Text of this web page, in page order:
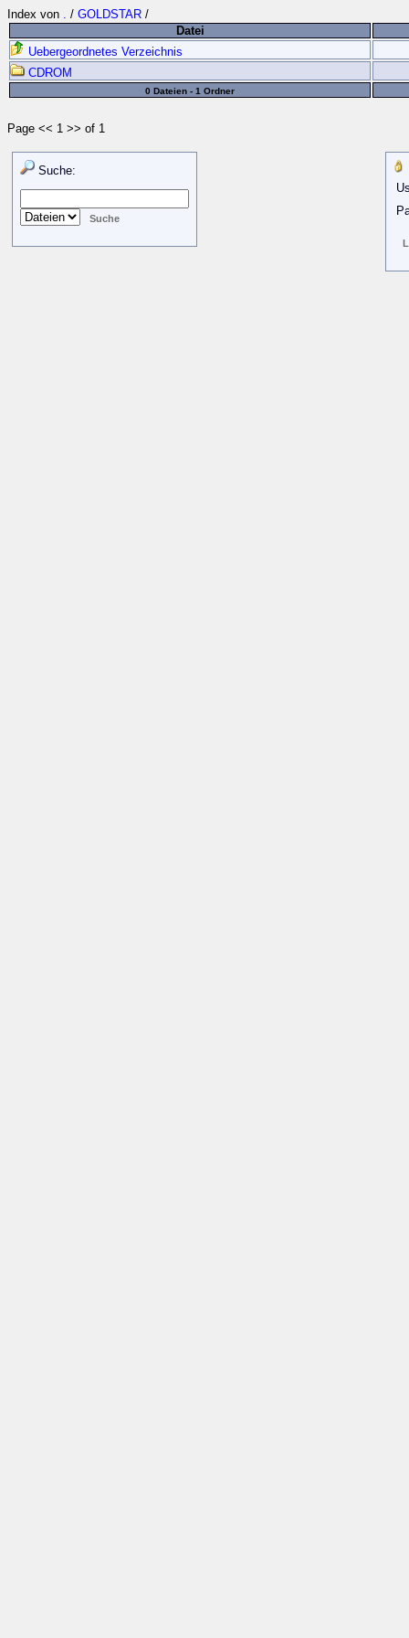
Index von . / GOLDSTAR /
Datei
Uebergeordnetes Verzeichnis
CDROM
0 Dateien - 1 Ordner
Page << 1 >> of 1
Suche: